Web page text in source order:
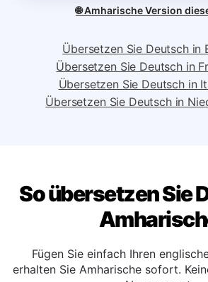
🌐 Amharische Version
Übersetzen Sie Deutsch in
Übersetzen Sie Deutsch in
So übersetzen Sie